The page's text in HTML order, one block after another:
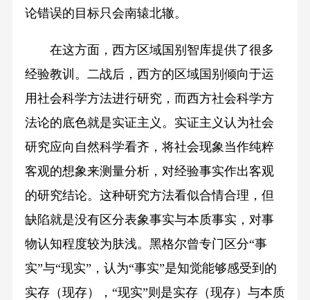
论错误的目标只会南辕北辙。
在这方面，西方区域国别智库提供了很多
经验教训。二战后，西方的区域国别倾向于运
用社会科学方法进行研究，而西方社会科学方
法论的底色就是实证主义。实证主义认为社会
研究应向自然科学看齐，将社会现象当作纯粹
客观的想象来测量分析，对经验事实作出客观
的研究结论。这种研究方法看似合情合理，但
缺陷就是没有区分表象事实与本质事实，对事
物认知程度较为肤浅。黑格尔曾专门区分“事
实”与“现实”，认为“事实”是知觉能够感受到的
实存（现存），“现实”则是实存（现存）与本质